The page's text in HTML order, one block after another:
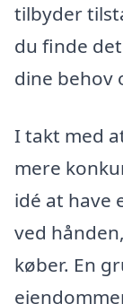
tilbyder
du finde
dine behov
I takt med
mere
idé at have
ved
køber. En